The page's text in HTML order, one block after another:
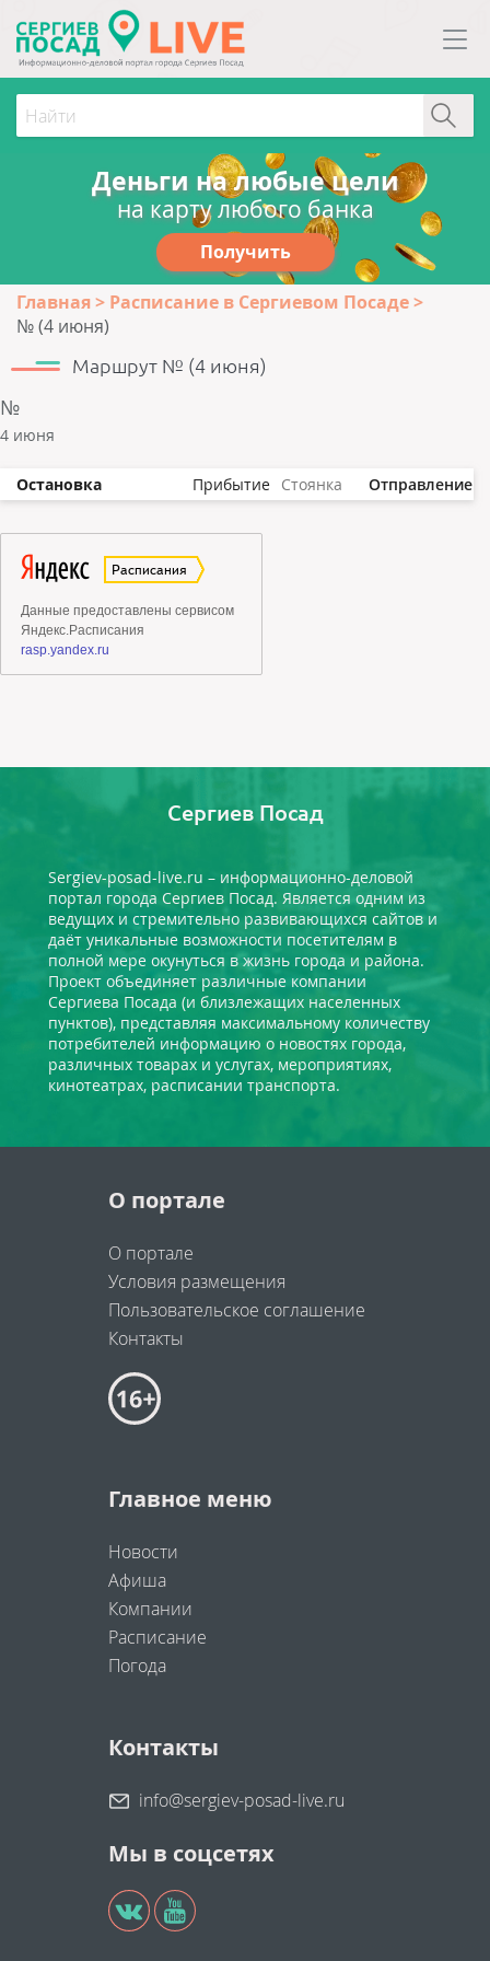
Деньги на любые цели
на карту любого банка
Получить
Главная
Расписание в Сергиевом Посаде
№ (4 июня)
Маршрут № (4 июня)
№
4 июня
Остановка Прибытие Стоянка Отправление
Сергиев Посад
Sergiev-posad-live.ru – информационно-деловой
портал города Сергиев Посад. Является одним из
ведущих и стремительно развивающихся сайтов и
даёт уникальные возможности посетителям в
полной мере окунуться в жизнь города и района.
Проект объединяет различные компании
Сергиева Посада (и близлежащих населенных
пунктов), представляя максимальному количеству
потребителей информацию о новостях города,
различных товарах и услугах, мероприятиях,
кинотеатрах, расписании транспорта.
О портале
О портале
Условия размещения
Пользовательское соглашение
Контакты
Главное меню
Новости
Афиша
Компании
Расписание
Погода
Контакты
info@sergiev-posad-live.ru
Мы в соцсетях